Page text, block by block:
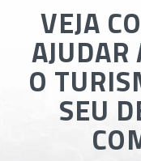
VEJA
AJUDAR
O
SEU